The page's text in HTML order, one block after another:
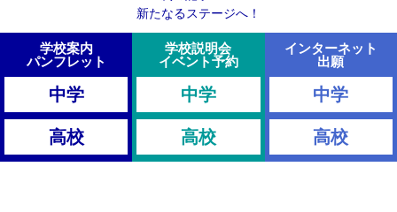
新たなるステージへ！
学校案内
パンフレット
中学
高校
学校説明会
イベント予約
中学
高校
インターネット
出願
中学
高校